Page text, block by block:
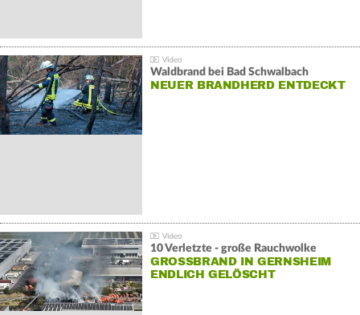
Waldbrand bei Bad Schwalbach
NEUER BRANDHERD ENTDECKT
10 Verletzte - große Rauchwolke
GROSSBRAND IN GERNSHEIM E
NDLICH GELÖSCHT